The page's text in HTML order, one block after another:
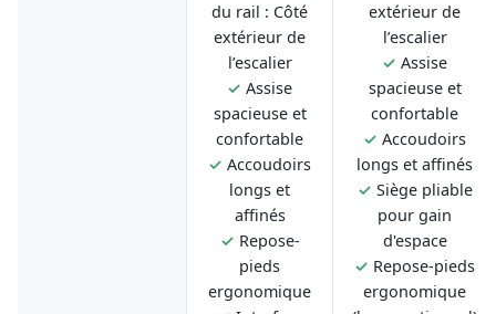
du rail : Côté
extérieur de
l’escalier
✓ Assise
spacieuse et
confortable
✓ Accoudoirs
longs et
affinés
✓ Repose-
pieds
ergonomique
extérieur de
l’escalier
✓ Assise
spacieuse et
confortable
✓ Accoudoirs
longs et affinés
✓ Siège pliable
pour gain
d'espace
✓ Repose-pieds
ergonomique